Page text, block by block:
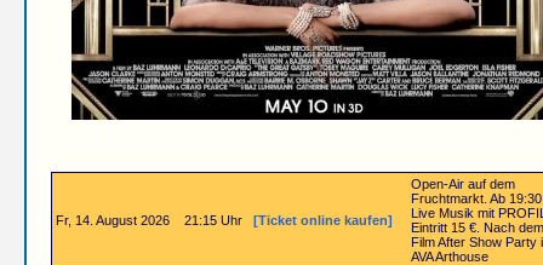
Fr, 14. August 2026 21:15 Uhr [Ticket online kaufen]
Open-Air auf dem
Fruchtmarkt. Ab 19:30
Live Musik mit
Eintritt 15 €. Nach dem
Film After Show Party
AVA Arthouse